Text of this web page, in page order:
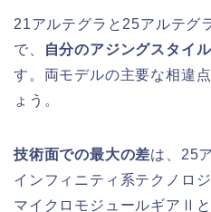
21アルテグラと25アルテグ
で、
自分のアジングスタイ
す。両モデルの主要な相違
ょう。
技術面での最大の差は、25
インフィニティ系テクノロ
マイクロモジュールギアⅡ